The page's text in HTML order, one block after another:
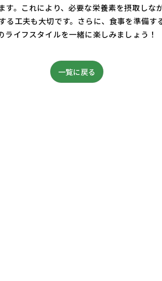
。これにより、必要な栄養素を摂取し
工夫も大切です。さらに、食事を準備
イフスタイルを一緒に楽しみましょう！
一覧に戻る